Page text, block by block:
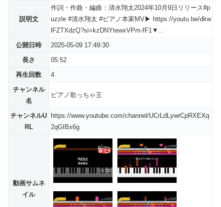
説明文
作詞・作曲・編曲：清水翔太2024年10月9日リリース#p
uzzle #清水翔太 #ピアノ本家MV▶ https://youtu.be/dkw
lFZTXdzQ?si=kzDNYtewxVPm-fF1▼...
公開日時
2025-05-09 17:49:30
長さ
05:52
再生回数
4
チャンネル
名
ピアノ歌っちゃ王
チャンネルU
RL
https://www.youtube.com/channel/UCrLdLywrCpRXEXq
2qGIBx6g
動画サムネ
イル